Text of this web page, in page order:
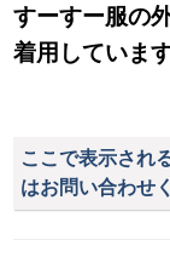
すーすー服の
着用しています
ここで表示され
はお問い合わせ